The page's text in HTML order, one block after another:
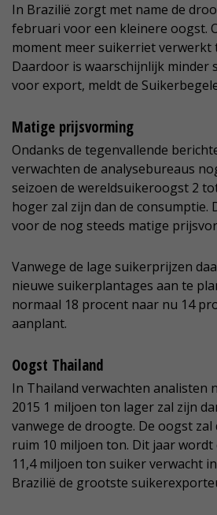
In Brazilië zorgt met name de
februari voor een kleinere oogst.
moment meer suikerriet verwerkt
Daardoor is waarschijnlijk minder
voor export, meldt de
Matige prijsvorming
Ondanks de tegenvallende
verwachten de analysebureaus
seizoen de wereldsuikeroogst 2
hoger zal zijn dan de consumptie.
voor de nog steeds matige
Vanwege de lage suikerprijzen
nieuwe suikerplantages aan te
normaal 18 procent naar nu 14
aanplant.
Oogst Thailand
In Thailand verwachten analisten
2015 1 miljoen ton lager zal zijn
vanwege de droogte. De oogst
ruim 10 miljoen ton. Dit jaar
11,4 miljoen ton suiker verwacht
Brazilië de grootste